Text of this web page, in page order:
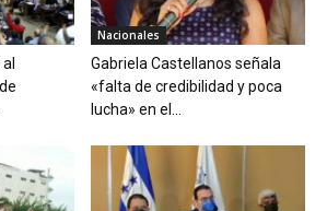
Nacionales
Gabriela Castellanos señala
«falta de credibilidad y poca
lucha» en el...